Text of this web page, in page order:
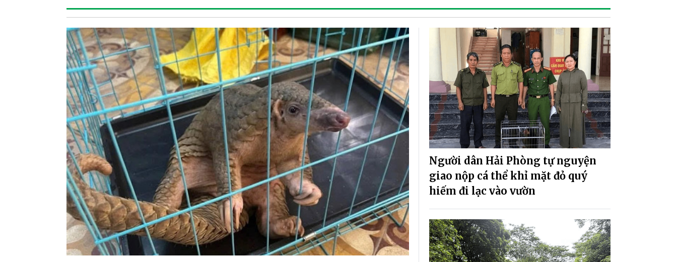
Người dân Hải Phòng tự nguyện
giao nộp cá thể khỉ mặt đỏ quý
hiếm đi lạc vào vườn